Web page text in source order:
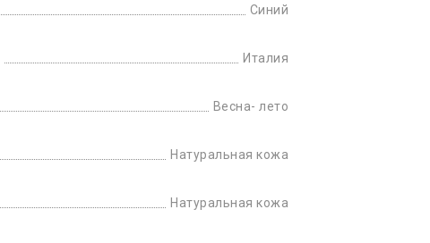
Синий
Италия
Весна- лето
Натуральная кожа
Натуральная кожа